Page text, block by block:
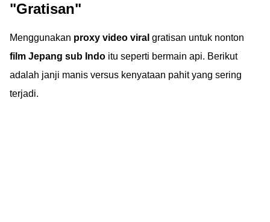
"Gratisan"
Menggunakan proxy video viral gratisan untuk nonton
film Jepang sub Indo itu seperti bermain api. Berikut
adalah janji manis versus kenyataan pahit yang sering
terjadi.